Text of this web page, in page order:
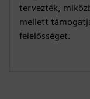
tervezték,
mellett
felelősséget.